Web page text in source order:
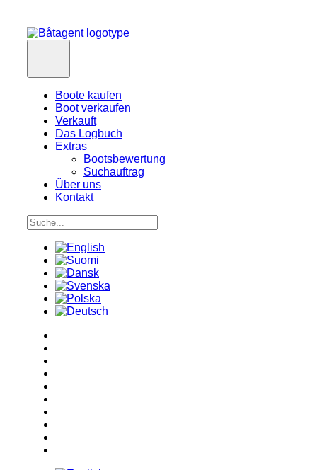
Boote kaufen
Boot verkaufen
Verkauft
Das Logbuch
Extras
Bootsbewertung
Suchauftrag
Über uns
Kontakt